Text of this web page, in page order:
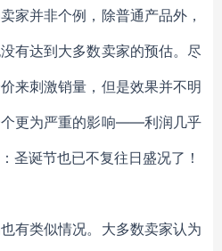
家并非个例，除普通产品外，
有达到大多数卖家的预估。尽
来刺激销量，但是效果并不明
更为严重的影响——利润几乎
圣诞节也已不复往日盛况了！
有类似情况。大多数卖家认为